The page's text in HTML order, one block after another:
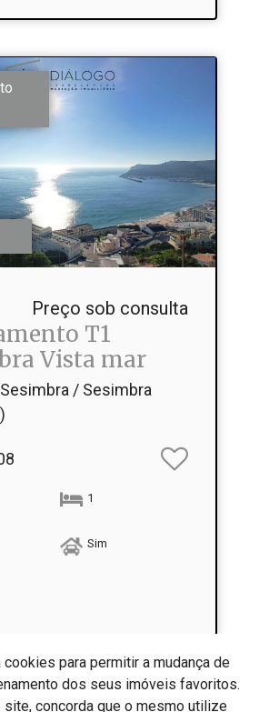
para permitir a mudança de
dos seus imóveis favoritos.
concorda que o mesmo utilize
Preço sob consulta
T1
Vista mar
/ Sesimbra
1
Sim